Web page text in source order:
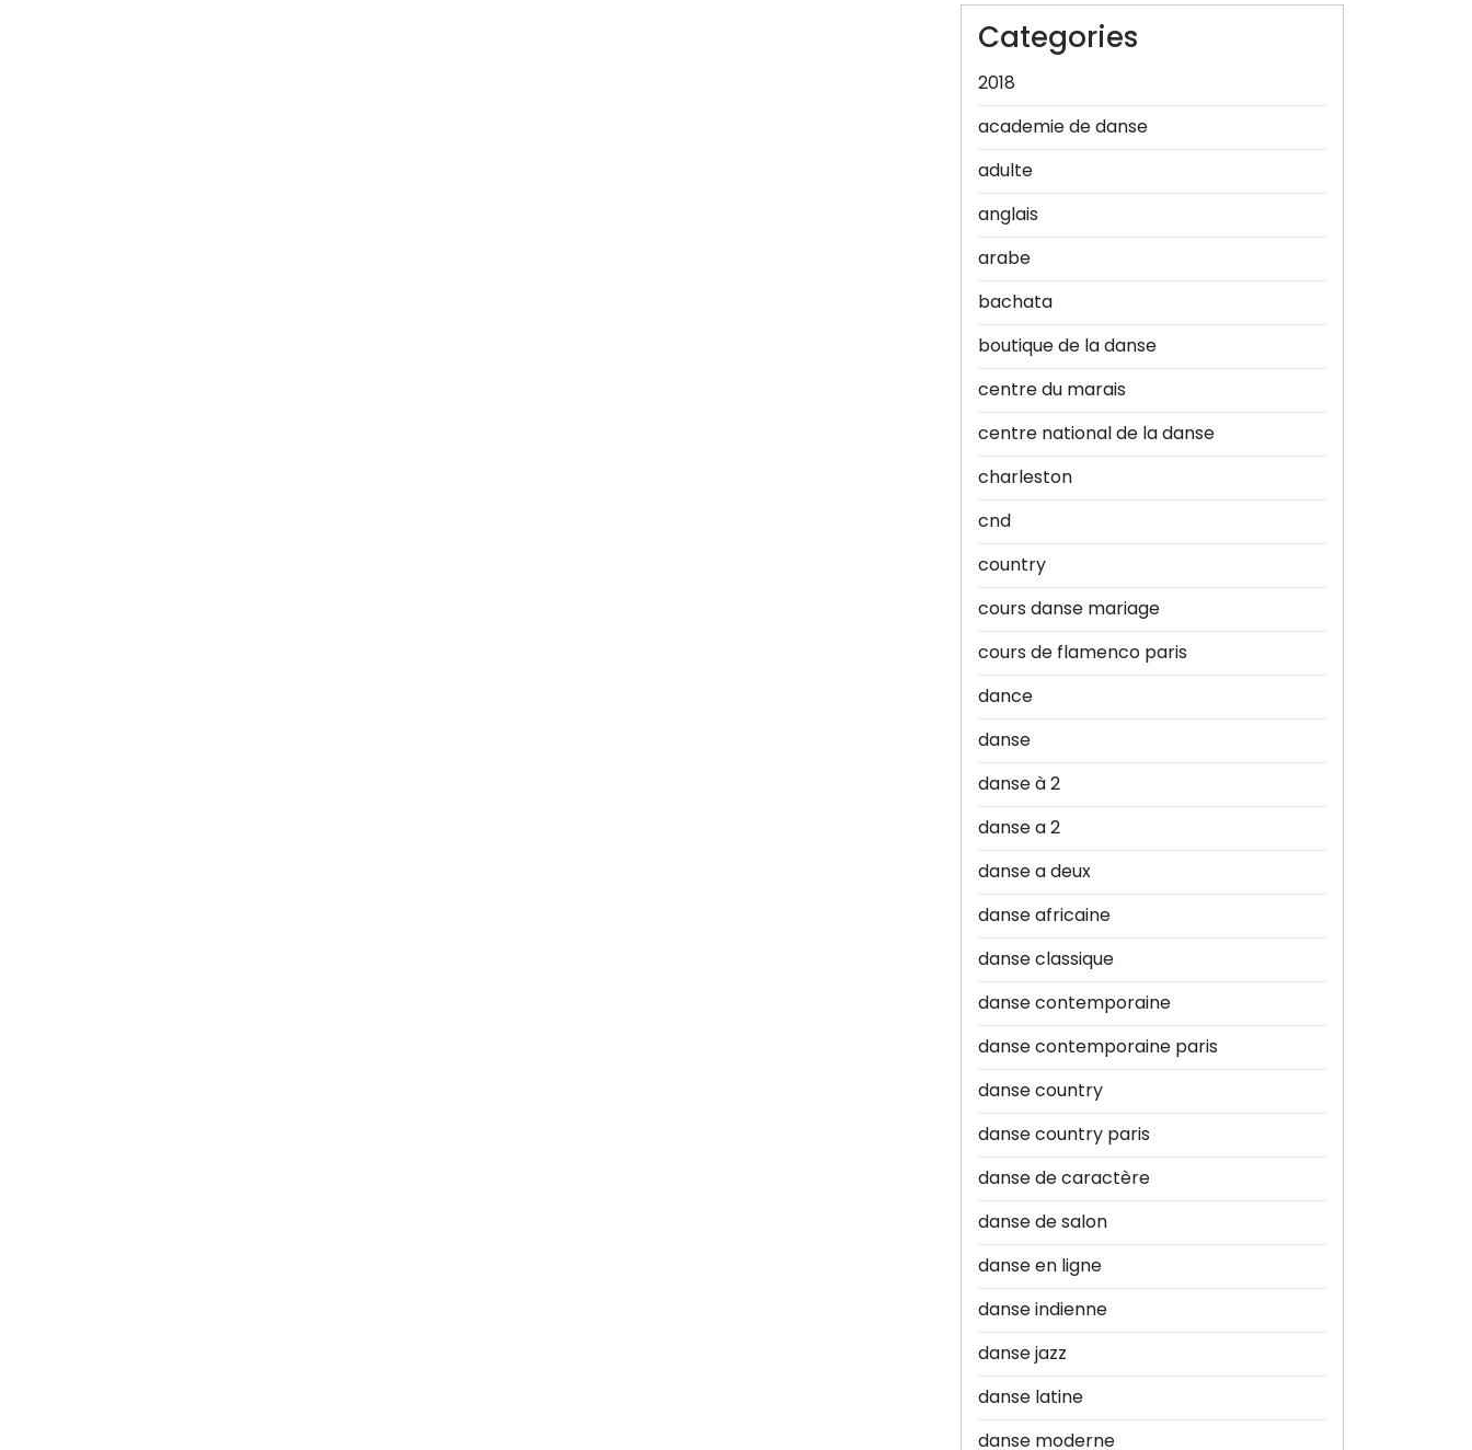
Categories
2018
academie de danse
adulte
anglais
arabe
bachata
boutique de la danse
centre du marais
centre national de la danse
charleston
cnd
country
cours danse mariage
cours de flamenco paris
dance
danse
danse à 2
danse a 2
danse a deux
danse africaine
danse classique
danse contemporaine
danse contemporaine paris
danse country
danse country paris
danse de caractère
danse de salon
danse en ligne
danse indienne
danse jazz
danse latine
danse moderne